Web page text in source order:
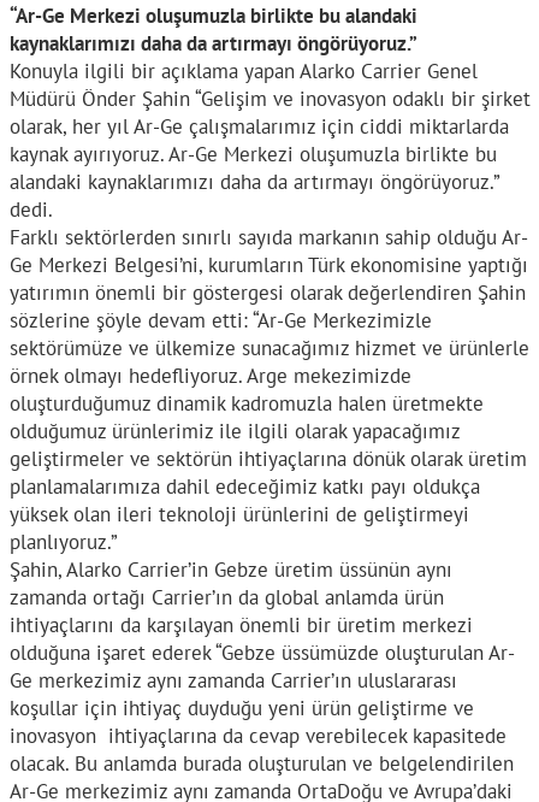
“Ar-Ge Merkezi oluşumuzla birlikte bu alandaki
kaynaklarımızı daha da artırmayı öngörüyoruz.”
Konuyla ilgili bir açıklama yapan Alarko Carrier Genel
Müdürü Önder Şahin “Gelişim ve inovasyon odaklı bir şirket
olarak, her yıl Ar-Ge çalışmalarımız için ciddi miktarlarda
kaynak ayırıyoruz. Ar-Ge Merkezi oluşumuzla birlikte bu
alandaki kaynaklarımızı daha da artırmayı öngörüyoruz.”
dedi.
Farklı sektörlerden sınırlı sayıda markanın sahip olduğu Ar-
Ge Merkezi Belgesi’ni, kurumların Türk ekonomisine yaptığı
yatırımın önemli bir göstergesi olarak değerlendiren Şahin
sözlerine şöyle devam etti: “Ar-Ge Merkezimizle
sektörümüze ve ülkemize sunacağımız hizmet ve ürünlerle
örnek olmayı hedefliyoruz. Arge mekezimizde
oluşturduğumuz dinamik kadromuzla halen üretmekte
olduğumuz ürünlerimiz ile ilgili olarak yapacağımız
geliştirmeler ve sektörün ihtiyaçlarına dönük olarak üretim
planlamalarımıza dahil edeceğimiz katkı payı oldukça
yüksek olan ileri teknoloji ürünlerini de geliştirmeyi
planlıyoruz.”
Şahin, Alarko Carrier’in Gebze üretim üssünün aynı
zamanda ortağı Carrier’ın da global anlamda ürün
ihtiyaçlarını da karşılayan önemli bir üretim merkezi
olduğuna işaret ederek “Gebze üssümüzde oluşturulan Ar-
Ge merkezimiz aynı zamanda Carrier’ın uluslararası
koşullar için ihtiyaç duyduğu yeni ürün geliştirme ve
inovasyon ihtiyaçlarına da cevap verebilecek kapasitede
olacak. Bu anlamda burada oluşturulan ve belgelendirilen
Ar-Ge merkezimiz aynı zamanda OrtaDoğu ve Avrupa’daki